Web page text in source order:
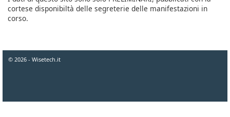
cortese disponibiltà delle segreterie delle manifestazioni in
corso.
© 2026 - Wisetech.it